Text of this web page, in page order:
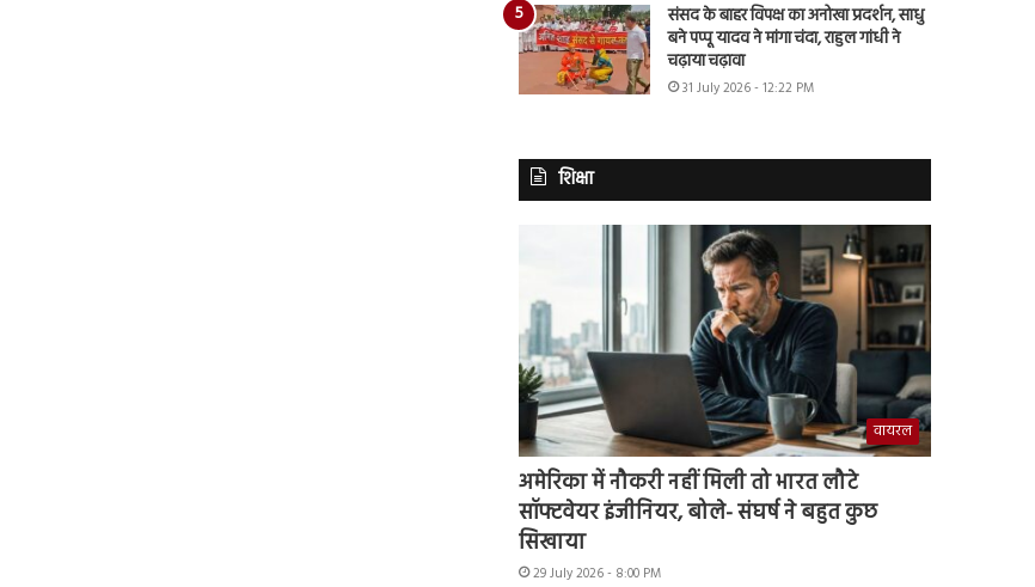
संसद के बाहर विपक्ष का अनोखा प्रदर्शन, साधु
बने पप्पू यादव ने मांगा चंदा, राहुल गांधी ने
चढ़ाया चढ़ावा
31 July 2026 - 12:22 PM
शिक्षा
वायरल
अमेरिका में नौकरी नहीं मिली तो भारत लौटे
सॉफ्टवेयर इंजीनियर, बोले- संघर्ष ने बहुत कुछ
सिखाया
29 July 2026 - 8:00 PM